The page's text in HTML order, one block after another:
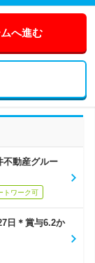
へ進む
不動産グルー
トワーク可
日＊賞与6.2か